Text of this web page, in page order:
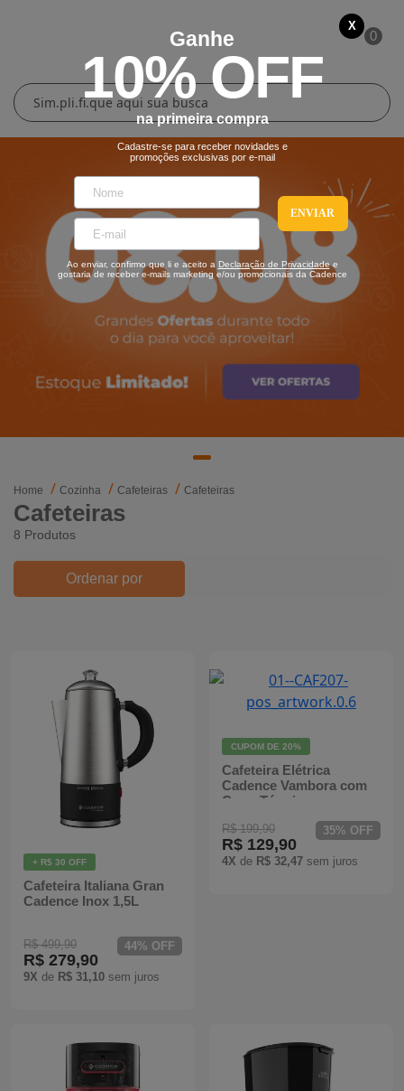
0
Home Cozinha Cafeteiras Cafeteiras
Cafeteiras
8 Produtos
Ordenar por
+ R$ 30 OFF
Cafeteira Italiana Gran
Cadence Inox 1,5L
R$ 499,90
R$ 279,90
9X de R$ 31,10 sem juros
44% OFF
CUPOM DE 20%
Cafeteira Elétrica
Cadence Vambora com
Copo Térmico
R$ 199,90
R$ 129,90
4X de R$ 32,47 sem juros
35% OFF
X
Ganhe
10% OFF
na primeira compra
Cadastre-se para receber novidades e
promoções exclusivas por e-mail
ENVIAR
Ao enviar, confirmo que li e aceito a Declaração de Privacidadee
gostaria de receber e-mails marketing e/ou promocionais da Cadence
Cozinha
Blenders
Grills e Sanduicheiras
Chaleiras Elétricas
Coifas
Panelas Elétricas
Máquina de Waffle
Bebedouros
Cooktops
Batedeiras
Lar
Ferros e Passadeiras
Conforto Térmico
Aquecedores
Ventiladores
Cuidados Pessoais
Escovas Secadoras
Cortadores de Cabelo
Pranchas